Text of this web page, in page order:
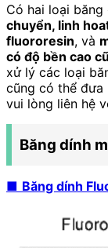
Có hai loại
chuyển, linh
fluororesin, và
có độ bền cao
xử lý các loại
cũng có thể
vui lòng liên hệ
Băng dính
■ Băng dính